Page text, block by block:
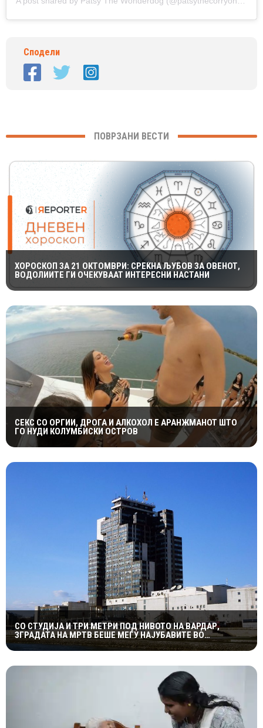
Сподели
ПОВРЗАНИ ВЕСТИ
ХОРОСКОП ЗА 21 ОКТОМВРИ: СРЕЌНА ЉУБОВ ЗА ОВЕНОТ,
ВОДОЛИИТЕ ГИ ОЧЕКУВААТ ИНТЕРЕСНИ НАСТАНИ
СЕКС СО ОРГИИ, ДРОГА И АЛКОХОЛ Е АРАНЖМАНОТ ШТО
ГО НУДИ КОЛУМБИСКИ ОСТРОВ
СО СТУДИЈА И ТРИ МЕТРИ ПОД НИВОТО НА ВАРДАР,
ЗГРАДАТА НА МРТВ БЕШЕ МЕЃУ НАЈУБАВИТЕ ВО
ЈУГОСЛАВИЈА